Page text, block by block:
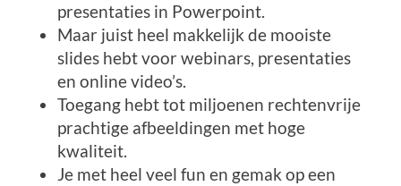
presentaties in Powerpoint.
Maar juist heel makkelijk de mooiste
slides hebt voor webinars, presentaties
en online video’s.
Toegang hebt tot miljoenen rechtenvrije
prachtige afbeeldingen met hoge
kwaliteit.
Je met heel veel fun en gemak op een